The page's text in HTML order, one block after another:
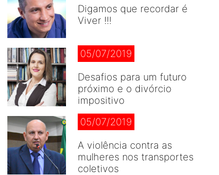
Digamos que recordar é
Viver !!!
05/07/2019
Desafios para um futuro
próximo e o divórcio
impositivo
05/07/2019
A violência contra as
mulheres nos transportes
coletivos